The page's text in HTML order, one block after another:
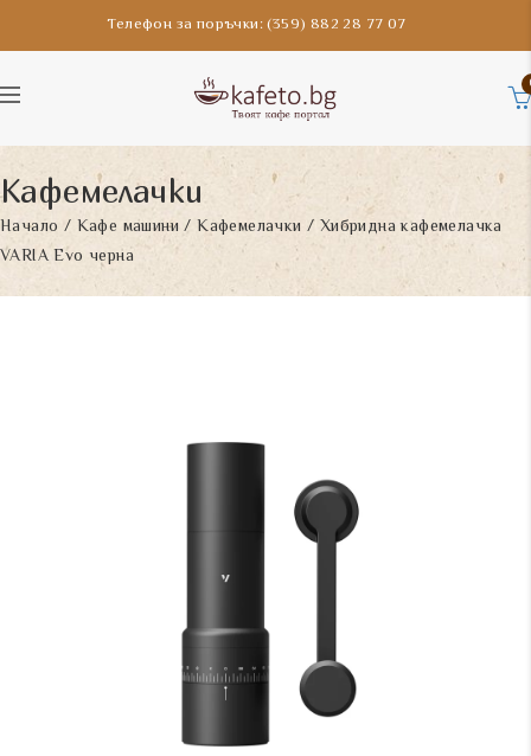
Телефон за поръчки: (359) 882 28 77 07
Кафемелачки
Начало / Кафе машини /Кафемелачки / Хибридна кафемелачка
VARIA Evo черна